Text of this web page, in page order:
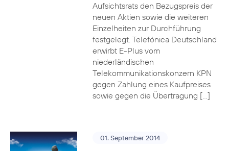
Aufsichtsrats den Bezugspreis der
neuen Aktien sowie die weiteren
Einzelheiten zur Durchführung
festgelegt. Telefónica Deutschland
erwirbt E-Plus vom
niederländischen
Telekommunikationskonzern KPN
gegen Zahlung eines Kaufpreises
sowie gegen die Übertragung […]
01. September 2014